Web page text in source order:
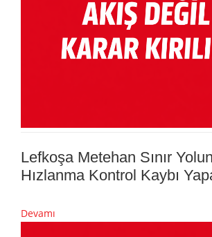
Lefkoşa Metehan Sınır
Hızlanma Kontrol Kaybı
Devamı